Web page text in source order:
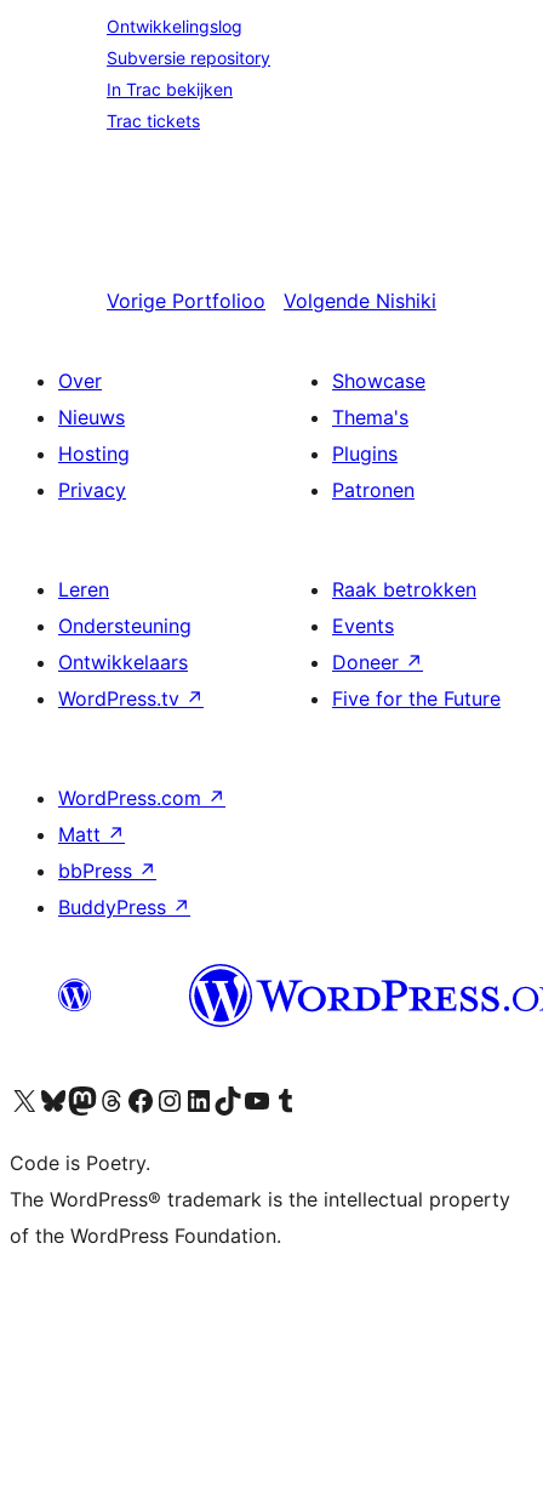
Ontwikkelingslog
Subversie repository
In Trac bekijken
Trac tickets
Vorige Portfolioo Volgende Nishiki
Over
Nieuws
Hosting
Privacy
Showcase
Thema's
Plugins
Patronen
Leren
Ondersteuning
Ontwikkelaars
WordPress.tv ↗
Raak betrokken
Events
Doneer ↗
Five for the Future
WordPress.com ↗
Matt ↗
bbPress ↗
BuddyPress ↗
Bezoek ons X (voorheen Twitter) account
Bezoek onze Bluesky account
Bezoek ons Mastodon account
Bezoek onze Threads account
Onze Facebookpagina bezoeken
Bezoek onze Instagram account
Bezoek onze LinkedIn account
Bezoek onze TikTok account
Bezoek ons YouTube kanaalBezoek onze Tumblr account
Code is Poetry.
The WordPress® trademark is the intellectual property
of the WordPress Foundation.